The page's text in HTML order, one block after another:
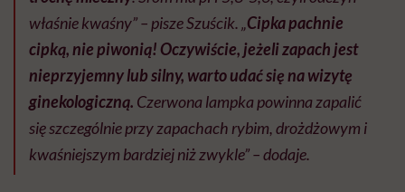
właśnie kwaśny” – pisze Szuścik. „Cipka pachnie
cipką, nie piwonią! Oczywiście, jeżeli zapach jest
nieprzyjemny lub silny, warto udać się na wizytę
ginekologiczną. Czerwona lampka powinna zapalić
się szczególnie przy zapachach rybim, drożdżowym i
kwaśniejszym bardziej niż zwykle” – dodaje.